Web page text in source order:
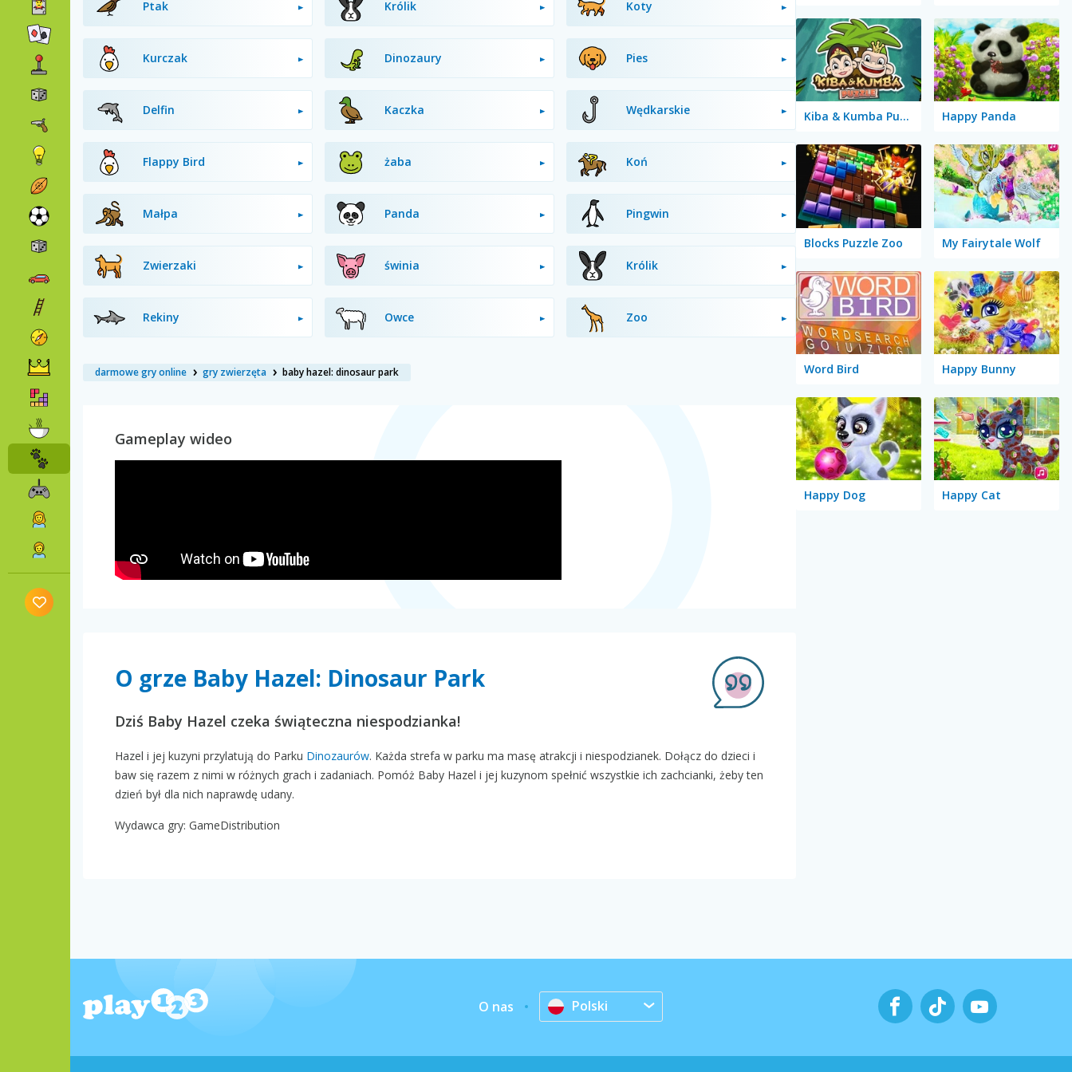
Ptak Królik Koty
Kurczak Dinozaury Pies
Delfin Kaczka Wędkarskie
Flappy Bird żaba Koń
Małpa Panda Pingwin
Zwierzaki świnia Królik
Rekiny Owce Zoo
darmowe gry online gry zwierzęta baby hazel: dinosaur park
Gameplay wideo
O grze Baby Hazel: Dinosaur Park
Dziś Baby Hazel czeka świąteczna niespodzianka!
Hazel i jej kuzyni przylatują do Parku Dinozaurów. Każda strefa w parku ma masę atrakcji i niespodzianek. Dołącz do dzieci i
baw się razem z nimi w różnych grach i zadaniach. Pomóż Baby Hazel i jej kuzynom spełnić wszystkie ich zachcianki, żeby ten
dzień był dla nich naprawdę udany.
Wydawca gry: GameDistribution
Kiba & Kumba Puzzle Happy Panda
Blocks Puzzle Zoo My Fairytale Wolf
Word Bird Happy Bunny
Happy Dog Happy Cat
O nas Polski